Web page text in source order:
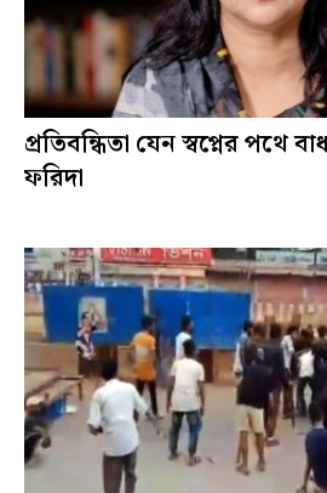
প্রতিবন্ধিতা যেন স্বপ্নের পথে
ফরিদা